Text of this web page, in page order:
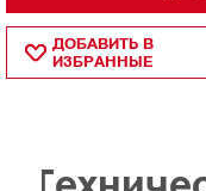
ДОБАВИТЬ В
ИЗБРАННЫЕ